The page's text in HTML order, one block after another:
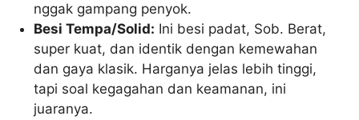
nggak gampang penyok.
Besi Tempa/Solid: Ini besi padat, Sob. Berat,
super kuat, dan identik dengan kemewahan
dan gaya klasik. Harganya jelas lebih tinggi,
tapi soal kegagahan dan keamanan, ini
juaranya.